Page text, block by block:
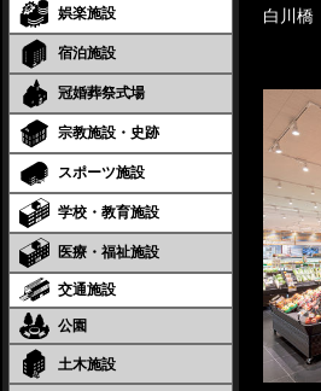
娯楽施設
宿泊施設
冠婚葬祭式場
宗教施設・史跡
スポーツ施設
学校・教育施設
医療・福祉施設
交通施設
公園
土木施設
白川橋